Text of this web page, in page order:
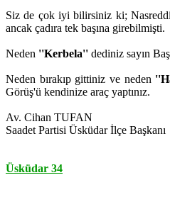
Siz de çok iyi bilirsiniz ki;
ancak çadıra tek başına girebilmişti.
Neden ''Kerbela'' dediniz sayın
Neden bırakıp gittiniz ve neden
Görüş'ü kendinize araç yaptınız.
Av. Cihan TUFAN
Saadet Partisi Üsküdar İlçe Başkanı
Üsküdar 34